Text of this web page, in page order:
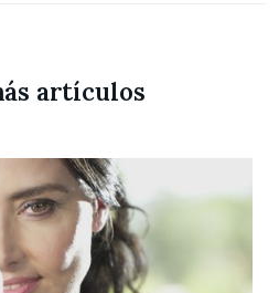
artículos